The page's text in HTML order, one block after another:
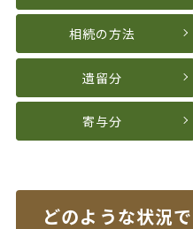
相続の方法
遺留分
寄与分
どのような状況で